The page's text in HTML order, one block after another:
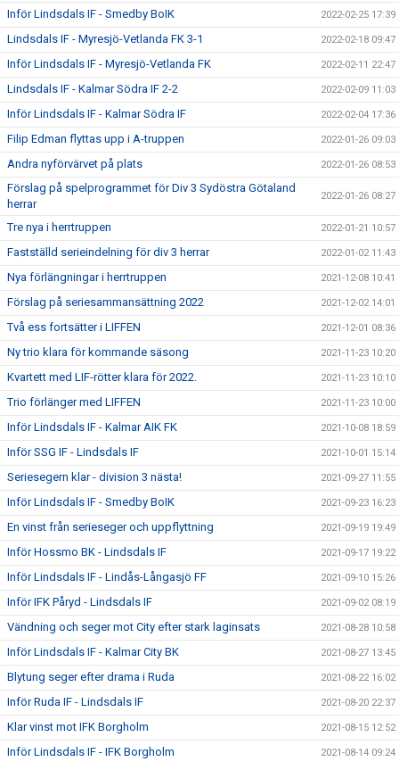
Inför Lindsdals IF - Smedby BoIK 2022-02-25 17:39
Lindsdals IF - Myresjö-Vetlanda FK 3-1 2022-02-18 09:47
Inför Lindsdals IF - Myresjö-Vetlanda FK 2022-02-11 22:47
Lindsdals IF - Kalmar Södra IF 2-2 2022-02-09 11:03
Inför Lindsdals IF - Kalmar Södra IF 2022-02-04 17:36
Filip Edman flyttas upp i A-truppen 2022-01-26 09:03
Andra nyförvärvet på plats 2022-01-26 08:53
Förslag på spelprogrammet för Div 3 Sydöstra Götaland
herrar
2022-01-26 08:27
Tre nya i herrtruppen 2022-01-21 10:57
Fastställd serieindelning för div 3 herrar 2022-01-02 11:43
Nya förlängningar i herrtruppen 2021-12-08 10:41
Förslag på seriesammansättning 2022 2021-12-02 14:01
Två ess fortsätter i LIFFEN 2021-12-01 08:36
Ny trio klara för kommande säsong 2021-11-23 10:20
Kvartett med LIF-rötter klara för 2022. 2021-11-23 10:10
Trio förlänger med LIFFEN 2021-11-23 10:00
Inför Lindsdals IF - Kalmar AIK FK 2021-10-08 18:59
Inför SSG IF - Lindsdals IF 2021-10-01 15:14
Seriesegern klar - division 3 nästa! 2021-09-27 11:55
Inför Lindsdals IF - Smedby BoIK 2021-09-23 16:23
En vinst från serieseger och uppflyttning 2021-09-19 19:49
Inför Hossmo BK - Lindsdals IF 2021-09-17 19:22
Inför Lindsdals IF - Lindås-Långasjö FF 2021-09-10 15:26
Inför IFK Påryd - Lindsdals IF 2021-09-02 08:19
Vändning och seger mot City efter stark laginsats 2021-08-28 10:58
Inför Lindsdals IF - Kalmar City BK 2021-08-27 13:45
Blytung seger efter drama i Ruda 2021-08-22 16:02
Inför Ruda IF - Lindsdals IF 2021-08-20 22:37
Klar vinst mot IFK Borgholm 2021-08-15 12:52
Inför Lindsdals IF - IFK Borgholm 2021-08-14 09:24